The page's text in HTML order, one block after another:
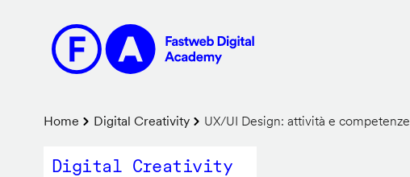
contenuto
principale
Briciole
di
Home Digital Creativity UX/UI Design: attività e competenze
Digital Creativity